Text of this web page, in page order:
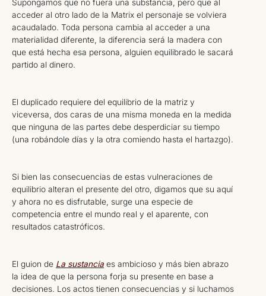
Supongamos que no fuera una substancia, pero que al
acceder al otro lado de la Matrix el personaje se volviera
acaudalado. Toda persona cambia al acceder a una
materialidad diferente, la diferencia será la madera con
que está hecha esa persona, alguien equilibrado le sacará
partido al dinero.
El duplicado requiere del equilibrio de la matriz y
viceversa, dos caras de una misma moneda en la medida
que ninguna de las partes debe desperdiciar su tiempo
(una robándole días y la otra comiendo hasta el hartazgo).
Si bien las consecuencias de estas vulneraciones de
equilibrio alteran el presente del otro, digamos que su aquí
y ahora no es disfrutable, surge una especie de
competencia entre el mundo real y el aparente, con
resultados catastróficos.
El guion de La sustancia es ambicioso y más bien abrazo
la idea de que la persona forja su presente en base a
decisiones. Los actos tienen consecuencias y si luchamos